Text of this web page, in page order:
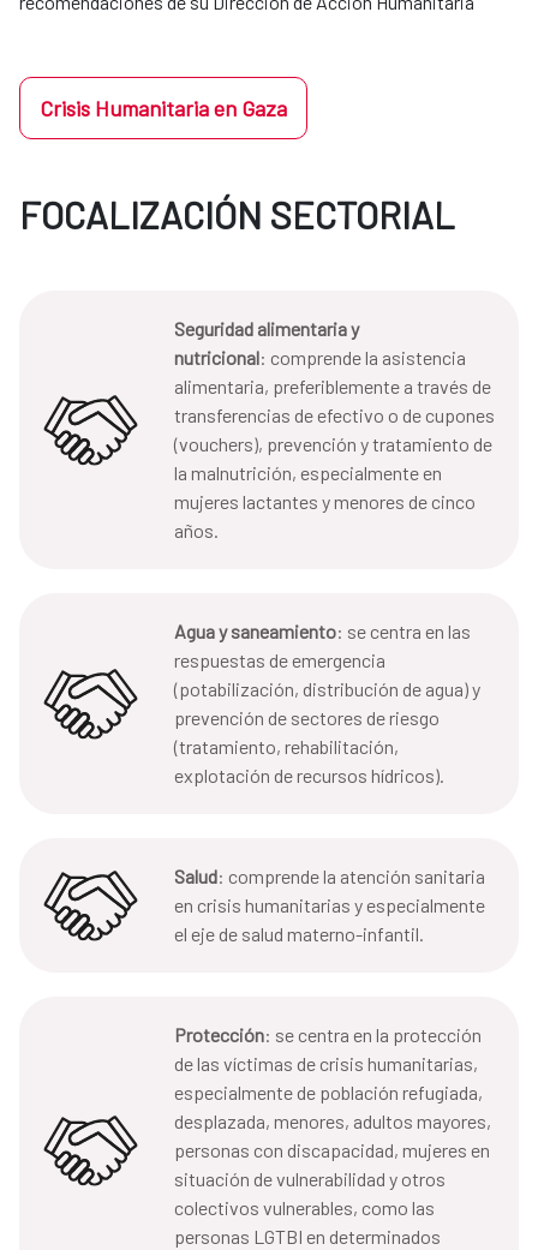
Crisis Humanitaria en Gaza
FOCALIZACIÓN SECTORIAL
Seguridad alimentaria y
nutricional: comprende la asistencia
alimentaria, preferiblemente a través de
transferencias de efectivo o de cupones
(vouchers), prevención y tratamiento de
la malnutrición, especialmente en
mujeres lactantes y menores de cinco
años.
Agua y saneamiento: se centra en las
respuestas de emergencia
(potabilización, distribución de agua) y
prevención de sectores de riesgo
(tratamiento, rehabilitación,
explotación de recursos hídricos).
Salud: comprende la atención sanitaria
en crisis humanitarias y especialmente
el eje de salud materno-infantil.
Protección: se centra en la protección
de las víctimas de crisis humanitarias,
especialmente de población refugiada,
desplazada, menores, adultos mayores,
personas con discapacidad, mujeres en
situación de vulnerabilidad y otros
colectivos vulnerables, como las
personas LGTBI en determinados